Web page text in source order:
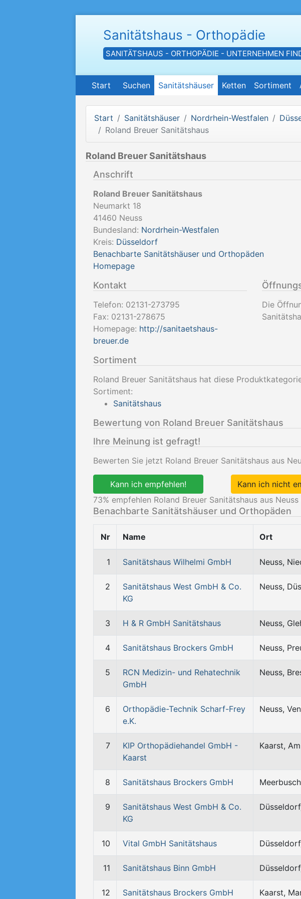
Sanitätshaus - Orthopädie
SANITÄTSHAUS - ORTHOPÄDIE - UNTERNEHMEN
Start Suchen Sanitätshäuser Ketten Sortiment
Start Sanitätshäuser Nordrhein-Westfalen
Roland Breuer Sanitätshaus
Roland Breuer Sanitätshaus
Anschrift
Roland Breuer Sanitätshaus
Neumarkt 18
41460 Neuss
Bundesland: Nordrhein-Westfalen
Kreis: Düsseldorf
Benachbarte Sanitätshäuser und Orthopäden
Homepage
Kontakt
Telefon: 02131-273795
Fax: 02131-278675
Homepage: http://sanitaetshaus-
breuer.de
Die
Sortiment
Roland Breuer Sanitätshaus hat diese
Sortiment:
Sanitätshaus
Bewertung von Roland Breuer Sanitätshaus
Ihre Meinung ist gefragt!
Bewerten Sie jetzt Roland Breuer Sanitätshaus aus
Kann ich empfehlen!
Kann ich nicht
73% empfehlen Roland Breuer Sanitätshaus aus Neuss
Benachbarte Sanitätshäuser und Orthopäden
Nr Name Ort
1 Sanitätshaus Wilhelmi GmbH Neuss,
2
Sanitätshaus West GmbH & Co.
KG
Neuss,
3 H & R GmbH Sanitätshaus Neuss,
4 Sanitätshaus Brockers GmbH Neuss,
5
RCN Medizin- und Rehatechnik
GmbH
Neuss,
6
Orthopädie-Technik Scharf-Frey
e.K.
Neuss,
7
KIP Orthopädiehandel GmbH -
Kaarst
Kaarst,
8 Sanitätshaus Brockers GmbH
9
Sanitätshaus West GmbH & Co.
KG
10 Vital GmbH Sanitätshaus
11 Sanitätshaus Binn GmbH
12 Sanitätshaus Brockers GmbH Kaarst,